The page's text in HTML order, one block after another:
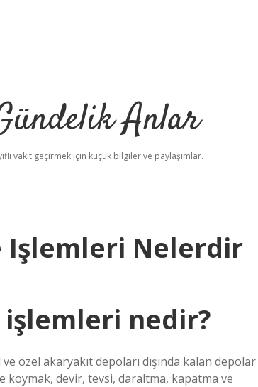
Anlar
vakit geçirmek için küçük bilgiler ve paylaşımlar.
Işlemleri Nelerdir
nedir?
özel akaryakıt depoları dışında kalan depolar
koymak, devir, tevsi, daraltma, kapatma ve